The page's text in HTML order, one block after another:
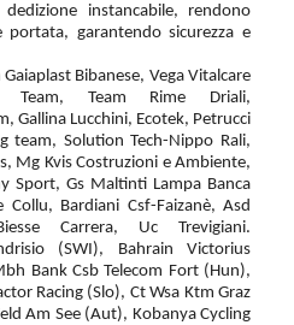
instancabile, rendono
garantendo sicurezza e
Gaiaplast Bibanese, Vega Vitalcare
Team, Team Rime Driali,
Gallina Lucchini, Ecotek, Petrucci
team, Solution Tech-Nippo Rali,
Mg Kvis Costruzioni e Ambiente,
Sport, Gs Maltinti Lampa Banca
Collu, Bardiani Csf-Faizanè, Asd
Carrera, Uc Trevigiani.
(SWI), Bahrain Victorius
Bank Csb Telecom Fort (Hun),
Racing (Slo), Ct Wsa Ktm Graz
Am See (Aut), Kobanya Cycling